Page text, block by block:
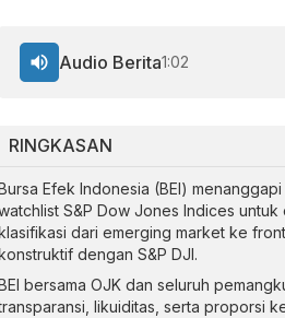
RINGKASAN
Efek Indonesia (BEI)
S&P Dow Jones Indices
dari emerging market ke
dengan S&P DJI.
bersama OJK dan seluruh
likuiditas, serta proporsi
Audio Berita1:02